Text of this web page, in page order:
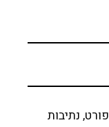
נתיבות